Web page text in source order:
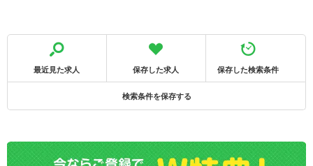
最近見た求人 保存した求人 保存した検索条件
検索条件を保存する